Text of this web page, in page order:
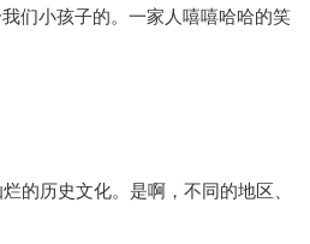
们小孩子的。一家人嘻嘻哈哈的笑
的历史文化。是啊，不同的地区、